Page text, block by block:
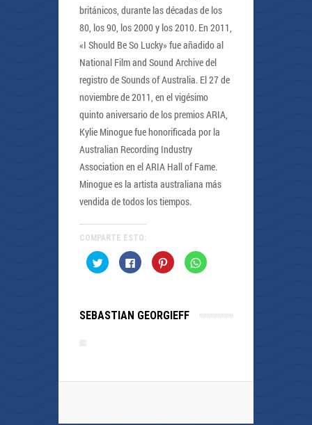
británicos, durante las décadas de los
80, los 90, los 2000 y los 2010. En 2011,
«I Should Be So Lucky» fue añadido al
National Film and Sound Archive del
registro de Sounds of Australia. El 27 de
noviembre de 2011, en el vigésimo
quinto aniversario de los premios ARIA,
Kylie Minogue fue honorificada por la
Australian Recording Industry
Association en el ARIA Hall of Fame.
Minogue es la artista australiana más
vendida de todos los tiempos.
COMPARTE ESTO:
Haz
clic
(Se
abre
Haz
clic
(Se
abre
Haz
clic
(Se
abre
Haz
clic
abre
SEBASTIAN GEORGIEFF